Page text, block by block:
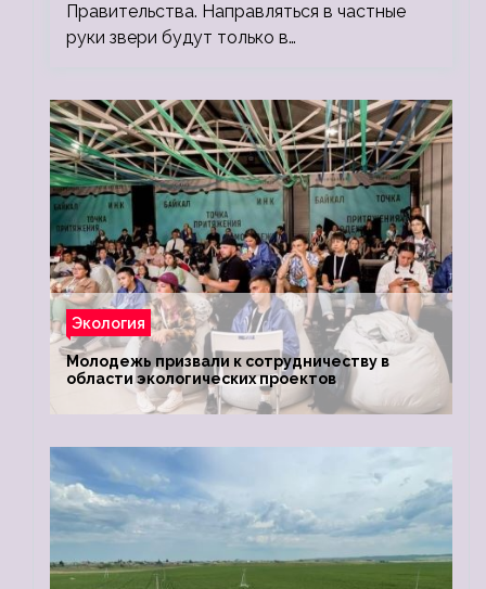
Правительства. Направляться в частные
руки звери будут только в…
Экология
Молодежь призвали к сотрудничеству в
области экологических проектов